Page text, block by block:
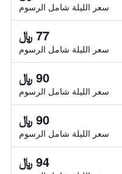
سعر الليلة شامل الرسوم
77 ﷼
سعر الليلة شامل الرسوم
90 ﷼
سعر الليلة شامل الرسوم
90 ﷼
سعر الليلة شامل الرسوم
94 ﷼